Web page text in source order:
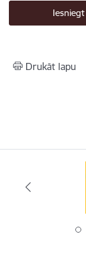
Drukāt lapu